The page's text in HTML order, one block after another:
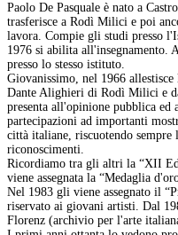
Paolo De Pasquale è nato a
trasferisce a Rodì Milici e poi
lavora. Compie gli studi presso
1976 si abilita all'insegnamento.
presso lo stesso istituto.
Giovanissimo, nel 1966
Dante Alighieri di Rodì Milici e
presenta all'opinione pubblica
partecipazioni ad importanti
città italiane, riscuotendo
riconoscimenti.
Ricordiamo tra gli altri la “XII
viene assegnata la “Medaglia
Nel 1983 gli viene assegnato il
riservato ai giovani artisti. Dal
Florenz (archivio per l'arte